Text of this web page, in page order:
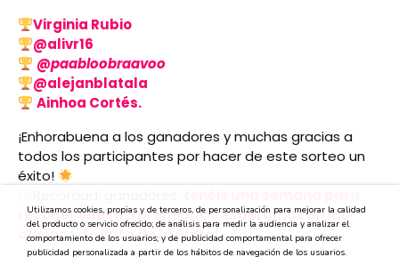
Virginia Rubio
@alivr16
@paabloobraavoo
@alejanblatala
Ainhoa Cortés.
¡Enhorabuena a los ganadores y muchas gracias a
todos los participantes por hacer de este sorteo un
éxito!
recoger vuestro premio.¡Os esperamos en las
oficinas de Ruta de la Plata!
Utilizamos cookies, propias y de terceros, de personalización para mejorar la calidad
del producto o servicio ofrecido; de análisis para medir la audiencia y analizar el
comportamiento de los usuarios; y de publicidad comportamental para ofrecer
publicidad personalizada a partir de los hábitos de navegación de los usuarios.